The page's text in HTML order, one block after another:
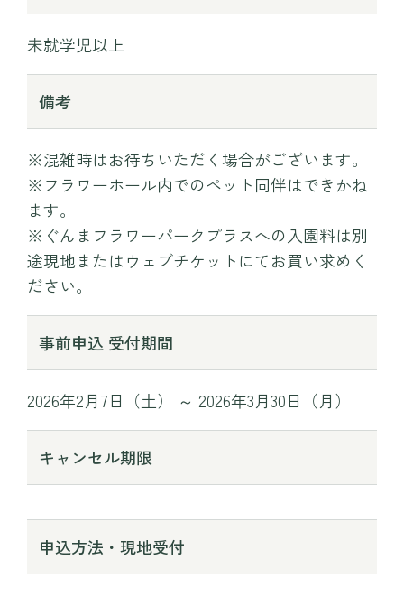
未就学児以上
備考
※混雑時はお待ちいただく場合がございます。
※フラワーホール内でのペット同伴はできかね
ます。
※ぐんまフラワーパークプラスへの入園料は別
途現地またはウェブチケットにてお買い求めく
ださい。
事前申込 受付期間
2026年2月7日（土） ～ 2026年3月30日（月）
キャンセル期限
申込方法・現地受付